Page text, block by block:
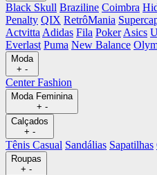
Black Skull Braziline Coimbra
Penalty QIX RetrôMania
Actvitta Adidas Fila Poker Asics
Everlast Puma New Balance
Moda
+ -
Center Fashion
Moda Feminina
+ -
Calçados
+ -
Tênis Casual Sandálias Sapatilhas
Roupas
+ -